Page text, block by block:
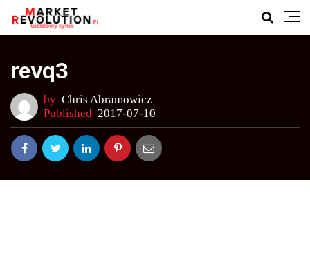
revq3
by Chris Abramowicz
Published 2017-07-10